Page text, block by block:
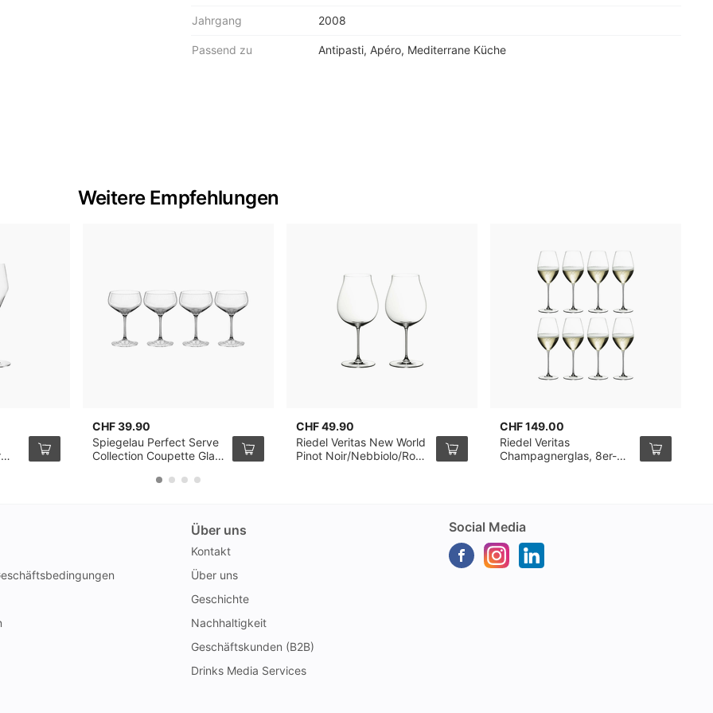
Jahrgang 2008
Passend zu Antipasti, Apéro, Mediterrane Küche
Weitere Empfehlungen
CHF 39.90
Spiegelau Perfect Serve
Collection Coupette Glas,
CHF 49.90
Riedel Veritas New World
Pinot Noir/Nebbiolo/Rosé
CHF 149.00
Riedel Veritas
Champagnerglas, 8er-
Über uns
Kontakt
Über uns
Geschichte
Nachhaltigkeit
Geschäftskunden (B2B)
Drinks Media Services
Social Media